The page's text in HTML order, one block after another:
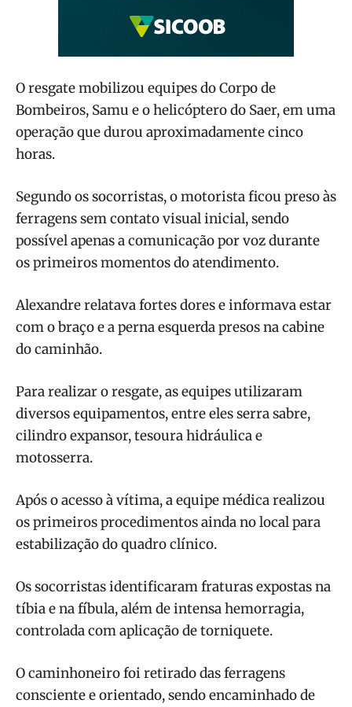
O resgate mobilizou equipes do Corpo de
Bombeiros, Samu e o helicóptero do Saer, em uma
operação que durou aproximadamente cinco
horas.
Segundo os socorristas, o motorista ficou preso às
ferragens sem contato visual inicial, sendo
possível apenas a comunicação por voz durante
os primeiros momentos do atendimento.
Alexandre relatava fortes dores e informava estar
com o braço e a perna esquerda presos na cabine
do caminhão.
Para realizar o resgate, as equipes utilizaram
diversos equipamentos, entre eles serra sabre,
cilindro expansor, tesoura hidráulica e
motosserra.
Após o acesso à vítima, a equipe médica realizou
os primeiros procedimentos ainda no local para
estabilização do quadro clínico.
Os socorristas identificaram fraturas expostas na
tíbia e na fíbula, além de intensa hemorragia,
controlada com aplicação de torniquete.
O caminhoneiro foi retirado das ferragens
consciente e orientado, sendo encaminhado de